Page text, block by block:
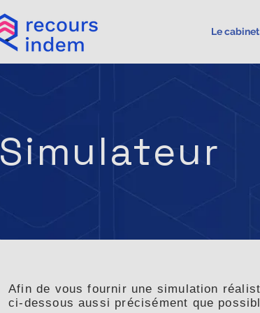
Le cabinet
Simulateur
Afin de vous fournir une simulation
ci-dessous aussi précisément que